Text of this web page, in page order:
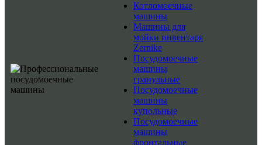
Котломоечные
машины
Машины для
мойки инвентаря
Zernike
Посудомоечные
машины
гранульные
Посудомоечные
машины
купольные
Посудомоечные
машины
фронтальные